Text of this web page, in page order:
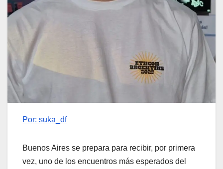
Por: suka_df
Buenos Aires se prepara para recibir, por primera
vez, uno de los encuentros más esperados del